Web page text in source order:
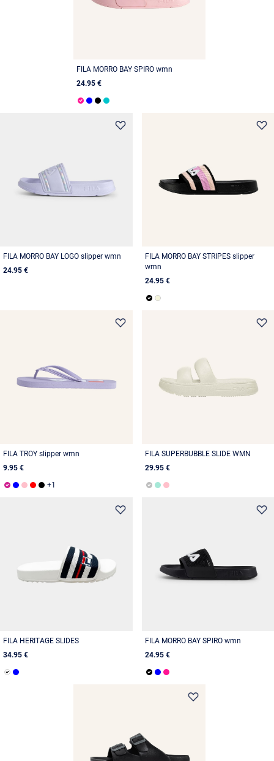
FILA MORRO BAY SPIRO wmn
24.95 €
FILA MORRO BAY LOGO slipper wmn
24.95 €
FILA MORRO BAY STRIPES slipper
wmn
24.95 €
FILA TROY slipper wmn
9.95 €
FILA SUPERBUBBLE SLIDE WMN
29.95 €
FILA HERITAGE SLIDES
34.95 €
FILA MORRO BAY SPIRO wmn
24.95 €